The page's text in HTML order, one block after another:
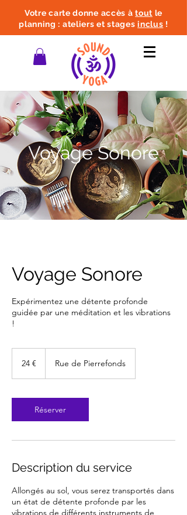
Votre carte donne accès àtout le
planning : ateliers et stagesinclus !
Voyage Sonore
Voyage Sonore
Expérimentez une détente profonde
guidée par une méditation et les vibrations
!
24 € Rue de Pierrefonds
Réserver
Description du service
Allongés au sol, vous serez transportés dans
un état de détente profonde par les
vibrations de différents instruments de